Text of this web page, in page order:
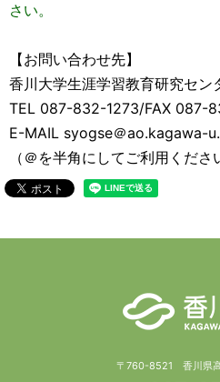
さい。
【お問い合わせ先】
香川大学生涯学習教育研究セン
TEL 087-832-1273/FAX 087-
E-MAIL syogse＠ao.kagawa-
（＠を半角にしてご利用くださ
〒760-8521 香川県高